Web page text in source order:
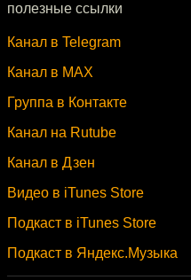
полезные ссылки
Канал в Telegram
Канал в MAX
Группа в Контакте
Канал на Rutube
Канал в Дзен
Видео в iTunes Store
Подкаст в iTunes Store
Подкаст в Яндекс.Музыка